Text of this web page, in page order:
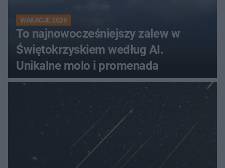
WAKACJE 2026
To najnowocześniejszy zalew w
Świętokrzyskiem według AI.
Unikalne molo i promenada